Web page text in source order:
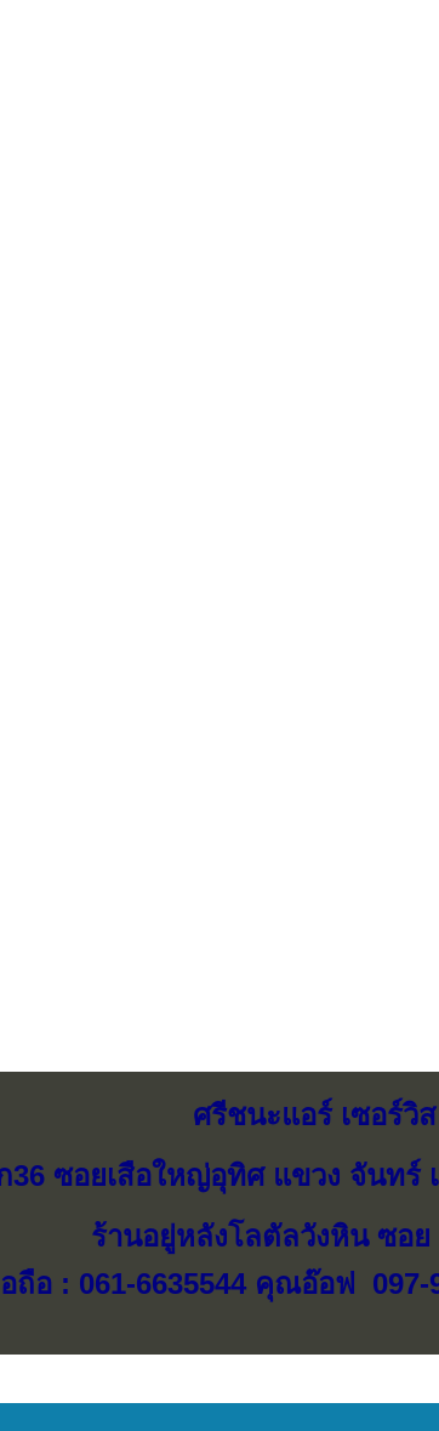
ศรีชนะแอร์ เซอร์วิส
36 ซอยเสือใหญ่อุทิศ แขวง จันทร์
ร้านอยู่หลังโลตัลวังหิน ซอย
ถือ : 061-6635544 คุณอ๊อฟ